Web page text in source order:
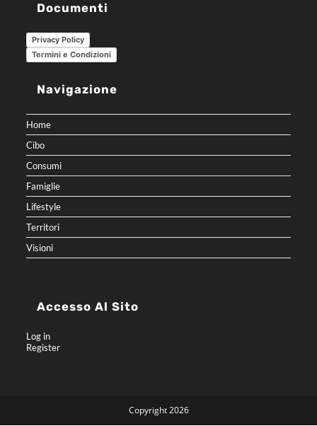
Documenti
Privacy Policy
Termini e Condizioni
Navigazione
Home
Cibo
Consumi
Famiglie
Lifestyle
Territori
Visioni
Accesso Al Sito
Log in
Register
Copyright 2026